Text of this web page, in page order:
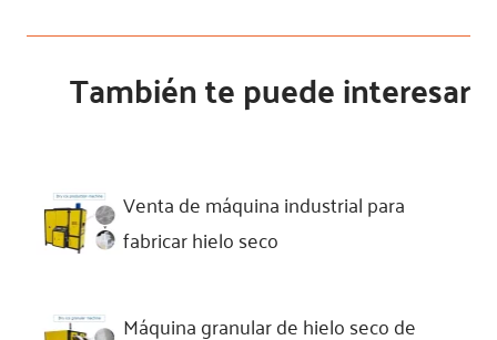
También te puede interesar
Venta de máquina industrial para
fabricar hielo seco
Máquina granular de hielo seco de